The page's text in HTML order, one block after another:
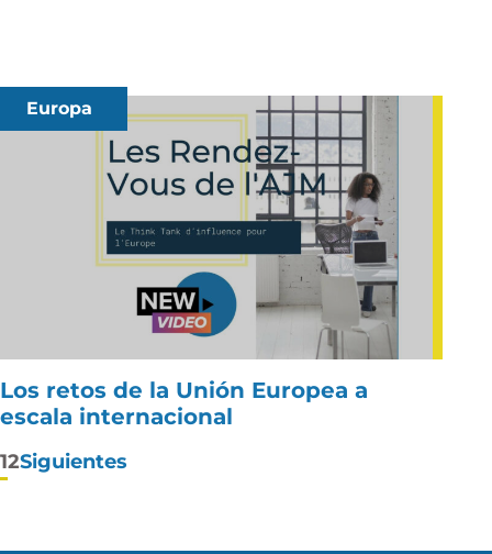
Europa
Los retos de la Unión Europea a
escala internacional
Paginación
12Siguientes